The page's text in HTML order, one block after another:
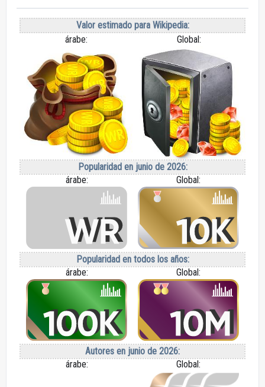
Valor estimado para Wikipedia:
árabe:
Global:
Popularidad en junio de 2026:
árabe:
Global:
Popularidad en todos los años:
árabe:
Global:
Autores en junio de 2026:
árabe:
Global: